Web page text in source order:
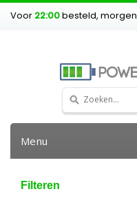
Voor 22:00besteld, morgen
Menu
Filteren